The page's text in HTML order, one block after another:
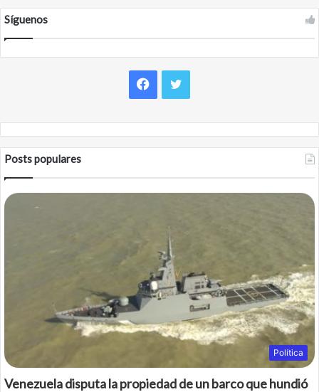
Síguenos
Facebook
Twitter
Posts populares
Política
Venezuela disputa la propiedad de un barco que hundió